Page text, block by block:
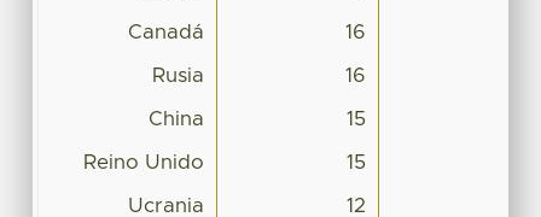
Canadá 16
Rusia 16
China 15
Reino Unido 15
Ucrania 12